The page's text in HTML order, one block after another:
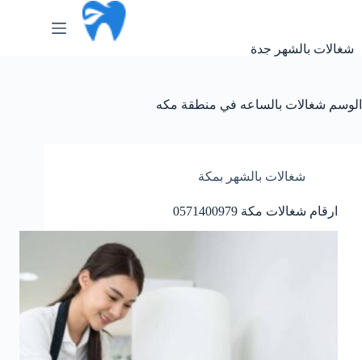
شغالات بالشهر جدة
الوسم شغالات بالساعه في منطقة مكه
شغالات بالشهر بمكة
ارقام شغالات مكة 0571400979